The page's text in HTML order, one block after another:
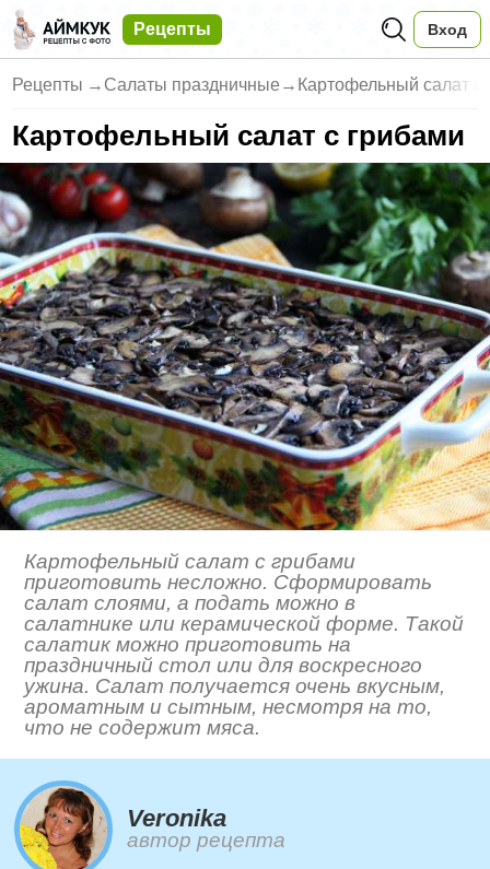
Рецепты Вход
Рецепты → Салаты праздничные → Картофельный салат с
Картофельный салат с грибами
Картофельный салат с грибами
приготовить несложно. Сформировать
салат слоями, а подать можно в
салатнике или керамической форме. Такой
салатик можно приготовить на
праздничный стол или для воскресного
ужина. Салат получается очень вкусным,
ароматным и сытным, несмотря на то,
что не содержит мяса.
Veronika
автор рецепта